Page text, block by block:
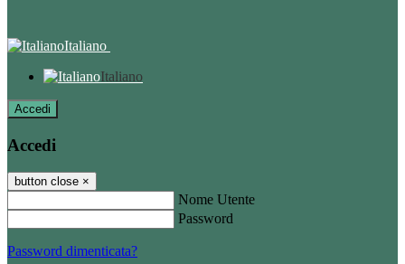
Italiano
Italiano
Accedi
Accedi
button close ×
Nome Utente
Password
Password dimenticata?